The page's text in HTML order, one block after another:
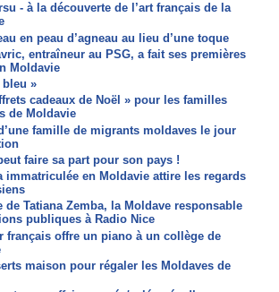
- à la découverte de l’art français de la
en peau d’agneau au lieu d’une toque
entraîneur au PSG, a fait ses premières
Moldavie
bleu »
cadeaux de Noël » pour les familles
de Moldavie
famille de migrants moldaves le jour
faire sa part pour son pays !
immatriculée en Moldavie attire les regards
de Tatiana Zemba, la Moldave responsable
publiques à Radio Nice
français offre un piano à un collège de
maison pour régaler les Moldaves de